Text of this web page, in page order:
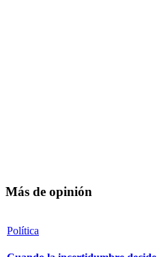
Más de opinión
Política